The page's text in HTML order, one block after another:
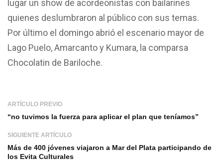
lugar un show de acordeonistas con bailarines
quienes deslumbraron al público con sus temas.
Por último el domingo abrió el escenario mayor de
Lago Puelo, Amarcanto y Kumara, la comparsa
Chocolatin de Bariloche.
ARTÍCULO PREVIO
“no tuvimos la fuerza para aplicar el plan que teníamos”
SIGUIENTE ARTÍCULO
Más de 400 jóvenes viajaron a Mar del Plata participando de
los Evita Culturales